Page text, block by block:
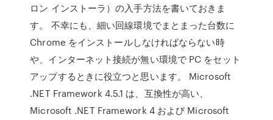
ロン インストーラ）の入手方法を書いておきま
す。 不幸にも、細い回線環境でまとまった台数に
Chrome をインストールしなければならない時
や、インターネット接続が無い環境で PC をセット
アップするときに役立つと思います。 Microsoft
.NET Framework 4.5.1 は、互換性が高い、
Microsoft .NET Framework 4 および Microsoft